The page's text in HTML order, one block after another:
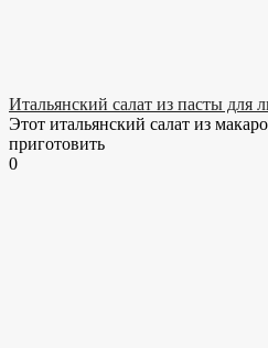
Итальянский салат из пасты для
Этот итальянский салат из
приготовить
0